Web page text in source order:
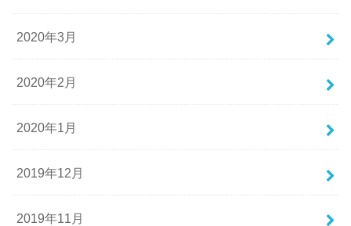
2020年3月
2020年2月
2020年1月
2019年12月
2019年11月